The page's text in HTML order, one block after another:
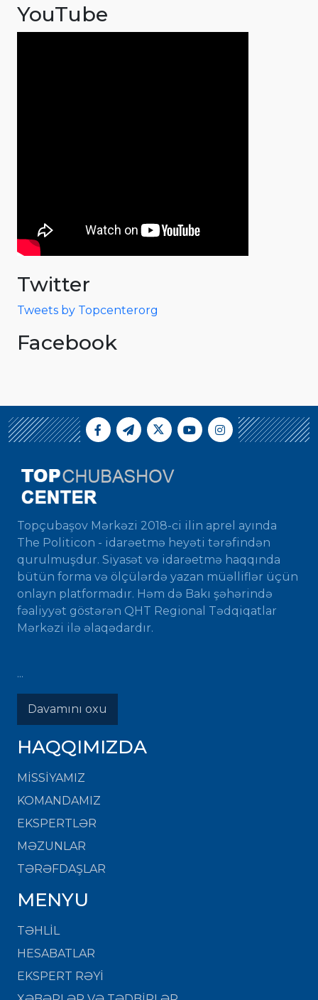
YouTube
Twitter
Tweets by Topcenterorg
Facebook
Topçubaşov Mərkəzi 2018-ci ilin aprel ayında
The Politicon - idarəetmə heyəti tərəfindən
qurulmuşdur. Siyasət və idarəetmə haqqında
bütün forma və ölçülərdə yazan müəlliflər üçün
onlayn platformadır. Həm də Bakı şəhərində
fəaliyyət göstərən QHT Regional Tədqiqatlar
Mərkəzi ilə əlaqədardır.
...
Davamını oxu
HAQQIMIZDA
MISSIYAMIZ
KOMANDAMIZ
EKSPERTLƏR
MƏZUNLAR
TƏRƏFDAŞLAR
MENYU
TƏHLİL
HESABATLAR
EKSPERT RƏYİ